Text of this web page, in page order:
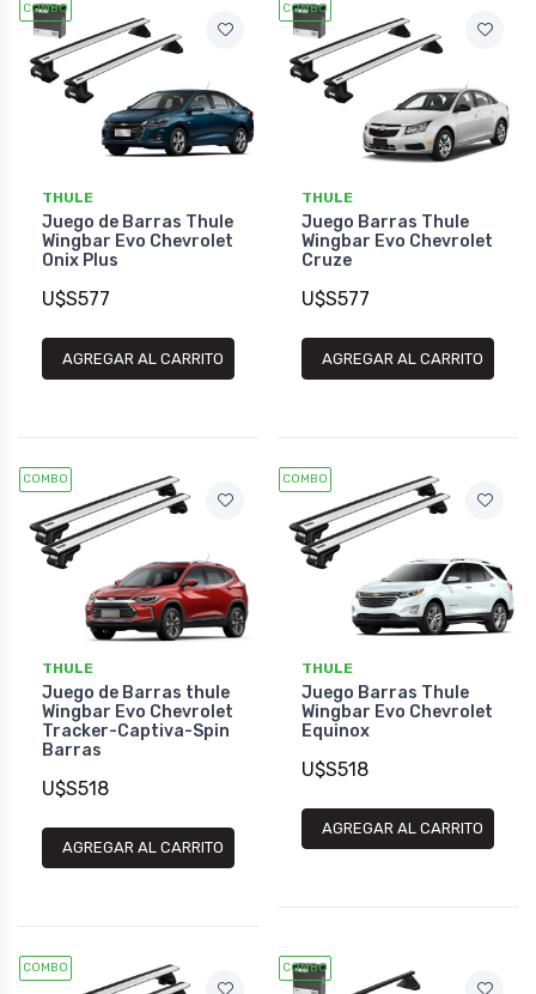
COMBO
THULE
Juego de Barras Thule
Wingbar Evo Chevrolet
Onix Plus
U$S577
AGREGAR AL CARRITO
COMBO
THULE
Juego Barras Thule
Wingbar Evo Chevrolet
Cruze
U$S577
AGREGAR AL CARRITO
COMBO
THULE
Juego de Barras thule
Wingbar Evo Chevrolet
Tracker-Captiva-Spin
Barras
U$S518
AGREGAR AL CARRITO
COMBO
THULE
Juego Barras Thule
Wingbar Evo Chevrolet
Equinox
U$S518
AGREGAR AL CARRITO
COMBO COMBO